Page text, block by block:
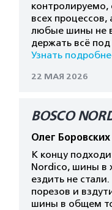
всех процессов,
любые шины не
держать всё
Узнать
22 МАЯ 2026
BOSCO
Олег Боровских
К концу
Nordico, шины в
ездить не
порезов и
шины в общем